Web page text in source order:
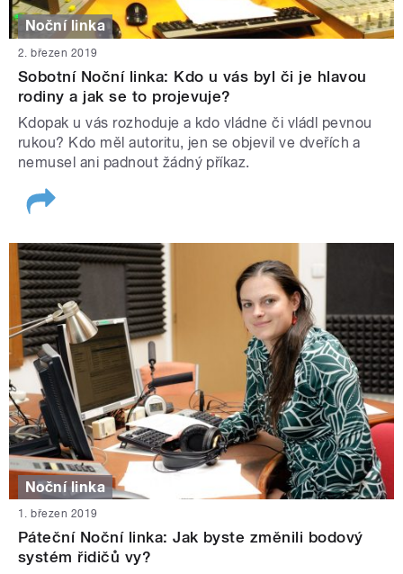
Noční linka
2. březen 2019
Sobotní Noční linka: Kdo u vás byl či je hlavou
rodiny a jak se to projevuje?
Kdopak u vás rozhoduje a kdo vládne či vládl pevnou
rukou? Kdo měl autoritu, jen se objevil ve dveřích a
nemusel ani padnout žádný příkaz.
Noční linka
1. březen 2019
Páteční Noční linka: Jak byste změnili bodový
systém řidičů vy?